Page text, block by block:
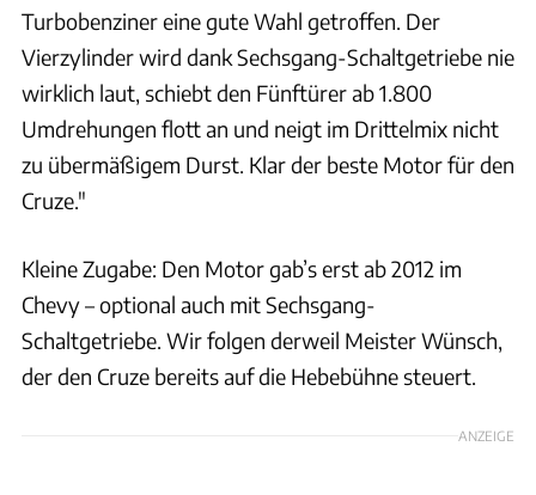
Turbobenziner eine gute Wahl getroffen. Der
Vierzylinder wird dank Sechsgang-Schaltgetriebe nie
wirklich laut, schiebt den Fünftürer ab 1.800
Umdrehungen flott an und neigt im Drittelmix nicht
zu übermäßigem Durst. Klar der beste Motor für den
Cruze."
Kleine Zugabe: Den Motor gab’s erst ab 2012 im
Chevy – optional auch mit Sechsgang-
Schaltgetriebe. Wir folgen derweil Meister Wünsch,
der den Cruze bereits auf die Hebebühne steuert.
ANZEIGE